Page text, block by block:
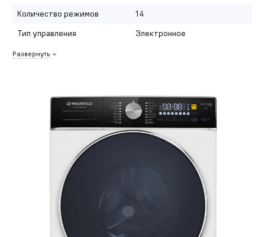
Количество режимов
14
Тип управления
Электронное
Развернуть